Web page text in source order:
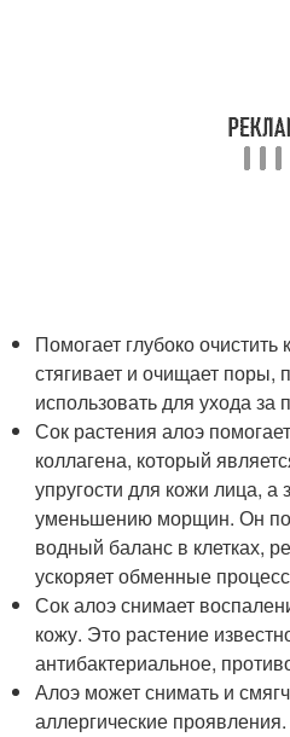
Помогает глубоко
стягивает и очищает поры,
использовать для ухода за
Сок растения алоэ
коллагена, который
упругости для кожи лица, а
уменьшению морщин. Он
водный баланс в клетках,
ускоряет обменные
Сок алоэ снимает
кожу. Это растение
антибактериальное,
Алоэ может снимать и
аллергические проявления.